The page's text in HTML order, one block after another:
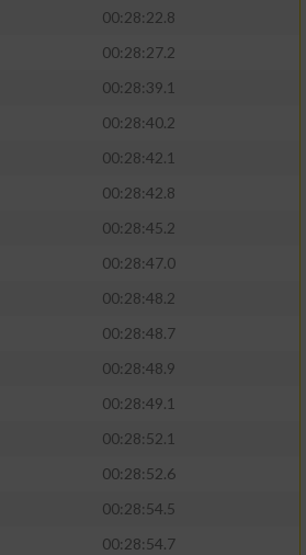
00:28:22.8
00:28:27.2
00:28:39.1
00:28:40.2
00:28:42.1
00:28:42.8
00:28:45.2
00:28:47.0
00:28:48.2
00:28:48.7
00:28:48.9
00:28:49.1
00:28:52.1
00:28:52.6
00:28:54.5
00:28:54.7